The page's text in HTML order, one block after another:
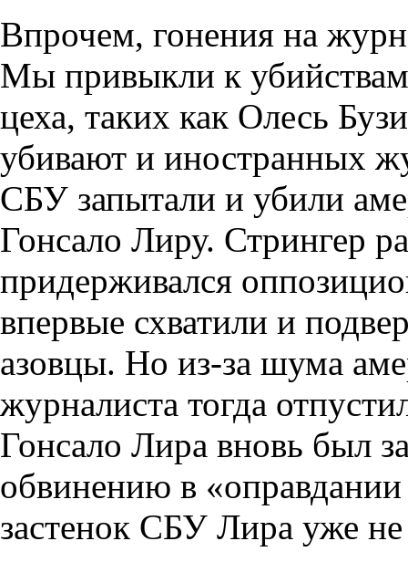
Впрочем, гонения на
Мы привыкли к убийствам
цеха, таких как Олесь
убивают и иностранных
СБУ запытали и убили
Гонсало Лиру. Стрингер
придерживался
впервые схватили и
азовцы. Но из-за шума
журналиста тогда
Гонсало Лира вновь был
обвинению в
застенок СБУ Лира уже